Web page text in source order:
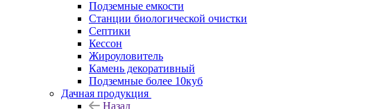
Подземные емкости
Станции биологической очистки
Септики
Кессон
Жироуловитель
Камень декоративный
Подземные более 10куб
Дачная продукция
Назад